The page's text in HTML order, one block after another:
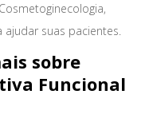
suas pacientes.
sobre
Funcional